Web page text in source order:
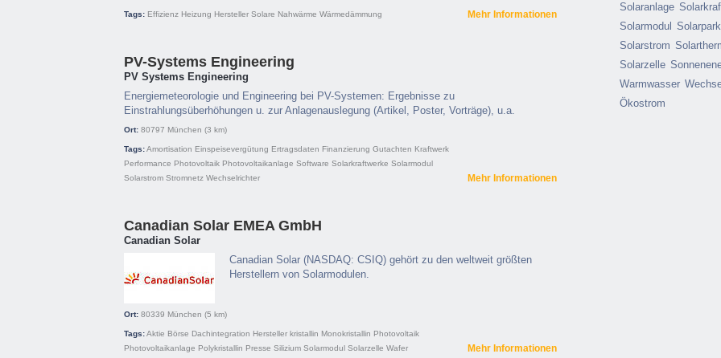
Tags: Effizienz Heizung Hersteller Solare Nahwärme Wärmedämmung Mehr Informationen
PV-Systems Engineering
PV Systems Engineering
Energiemeteorologie und Engineering bei PV-Systemen: Ergebnisse zu
Einstrahlungsüberhöhungen u. zur Anlagenauslegung (Artikel, Poster, Vorträge), u.a.
Ort: 80797 München (3 km)
Tags:Amortisation Einspeisevergütung Ertragsdaten Finanzierung Gutachten Kraftwerk
Performance Photovoltaik Photovoltaikanlage Software Solarkraftwerke Solarmodul
Solarstrom Stromnetz Wechselrichter Mehr Informationen
Canadian Solar EMEA GmbH
Canadian Solar
Canadian Solar (NASDAQ: CSIQ) gehört zu den weltweit größten
Herstellern von Solarmodulen.
Ort: 80339 München (5 km)
Tags:Aktie Börse Dachintegration Hersteller kristallin Monokristallin Photovoltaik
Photovoltaikanlage Polykristallin Presse Silizium Solarmodul Solarzelle Wafer Mehr Informationen
Solaranlage
Solarmodul
Solarstrom
Solarzelle
Warmwasser
Ökostrom